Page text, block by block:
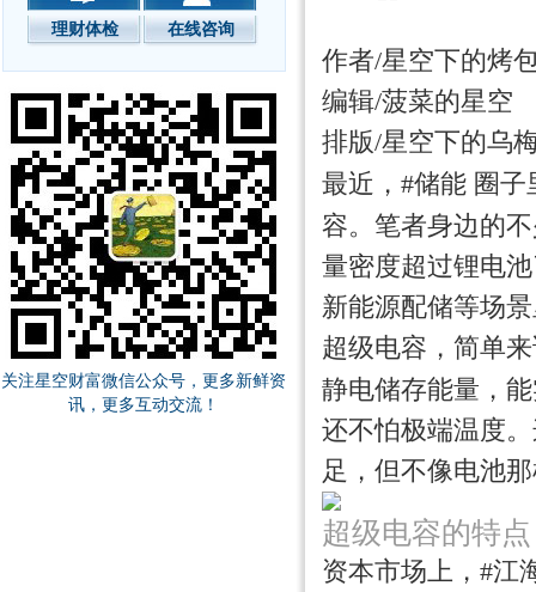
理财体检 在线咨询
关注星空财富微信公众号，更多新鲜资
讯，更多互动交流！
作者/星空下的烤
编辑/菠菜的星空
排版/星空下的乌
最近，#储能 圈
容。笔者身边的
量密度超过锂电
新能源配储等场
超级电容，简单
静电储存能量，
还不怕极端温度
足，但不像电池
超级电容的特
资本市场上，#江